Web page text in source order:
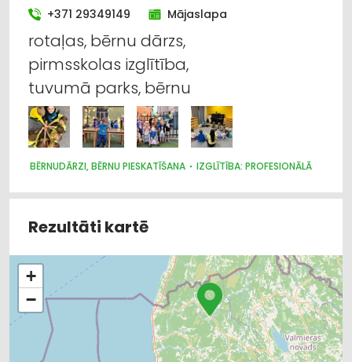
+371 29349149 Mājaslapa
rotaļas, bērnu dārzs,
pirmsskolas izglītība,
tuvumā parks, bērnu
BĒRNUDĀRZI, BĒRNU PIESKATĪŠANA IZGLĪTĪBA: PROFESIONĀLĀ
Rezultāti kartē
+
−